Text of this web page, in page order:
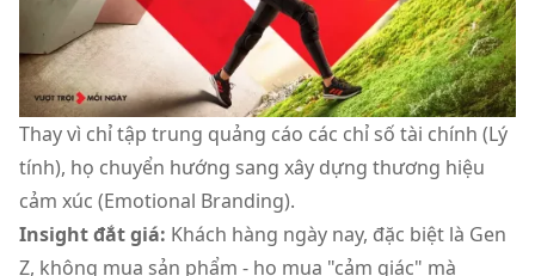
Thay vì chỉ tập trung quảng cáo các chỉ số tài chính (Lý
tính), họ chuyển hướng sang xây dựng thương hiệu
cảm xúc (Emotional Branding).
Insight đắt giá: Khách hàng ngày nay, đặc biệt là Gen
Z, không mua sản phẩm - họ mua "cảm giác" mà